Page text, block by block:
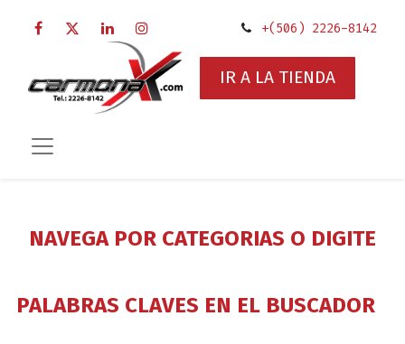
+(506) 2226-8142
IR A LA TIENDA
NAVEGA POR CATEGORIAS O DIGITE
PALABRAS CLAVES EN EL BUSCADOR